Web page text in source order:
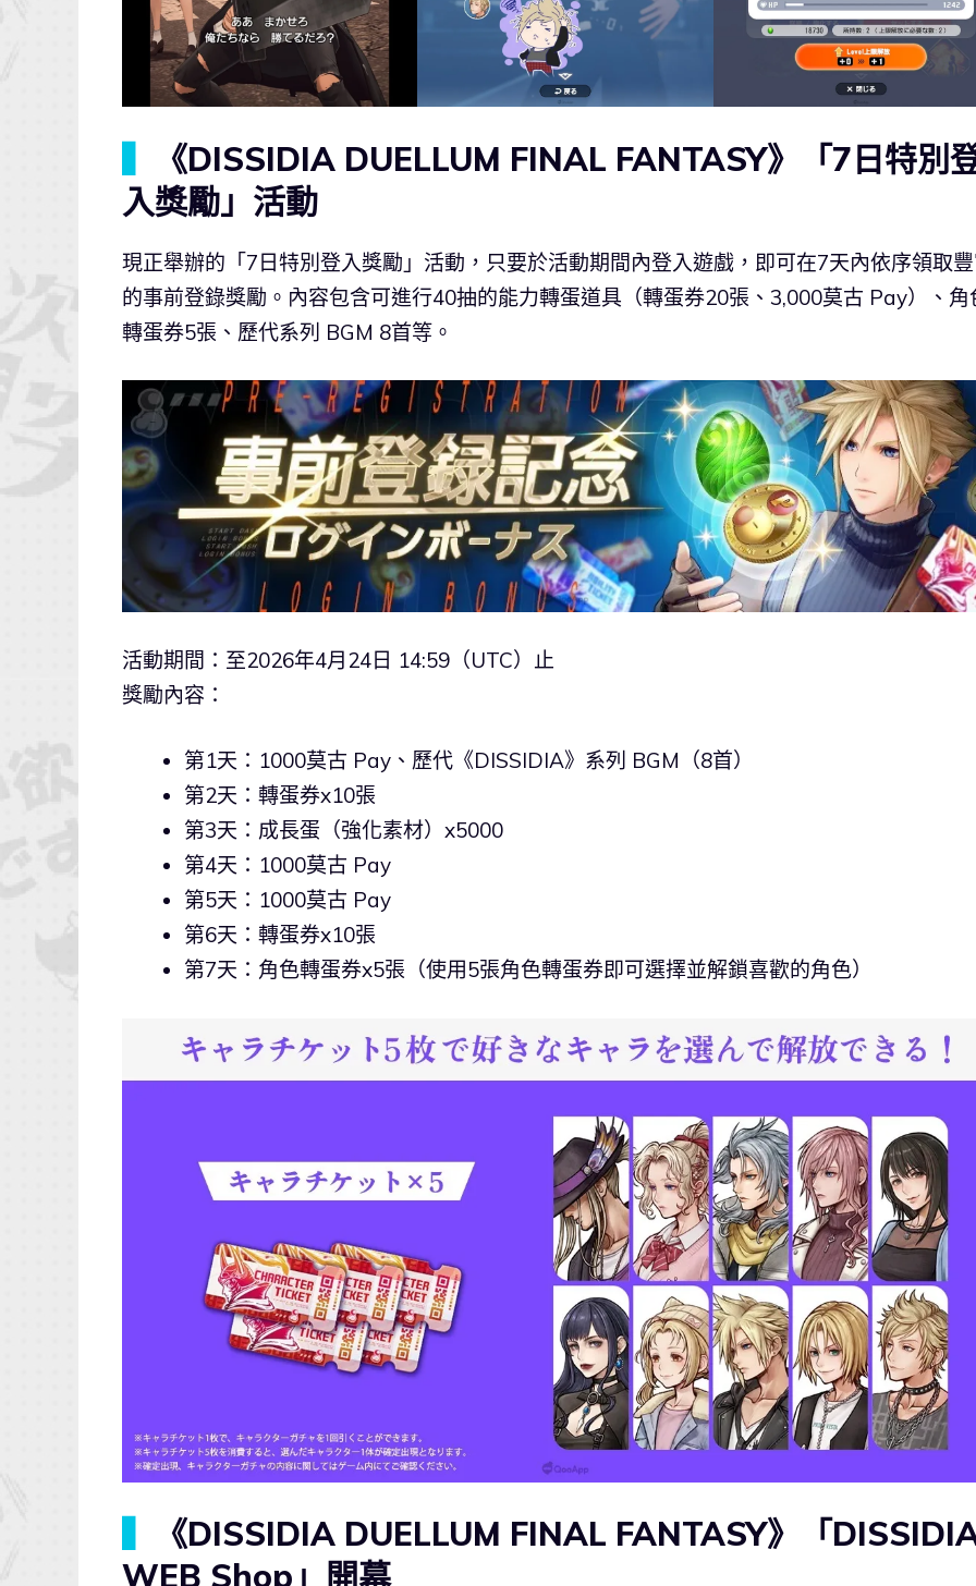
《DISSIDIA DUELLUM FINAL FANTASY》「7日特別
入獎勵」活動
現正舉辦的「7日特別登入獎勵」活動，只要於活動期間內登入遊戲，即可在7天內依序領取
的事前登錄獎勵。內容包含可進行40抽的能力轉蛋道具（轉蛋券20張、3,000莫古 Pay）、角
轉蛋券5張、歷代系列 BGM 8首等。
活動期間：至2026年4月24日 14:59（UTC）止
獎勵內容：
第1天：1000莫古 Pay、歷代《DISSIDIA》系列 BGM（8首）
第2天：轉蛋券x10張
第3天：成長蛋（強化素材）x5000
第4天：1000莫古 Pay
第5天：1000莫古 Pay
第6天：轉蛋券x10張
第7天：角色轉蛋券x5張（使用5張角色轉蛋券即可選擇並解鎖喜歡的角色）
《DISSIDIA DUELLUM FINAL FANTASY》「
WEB Shop」開幕